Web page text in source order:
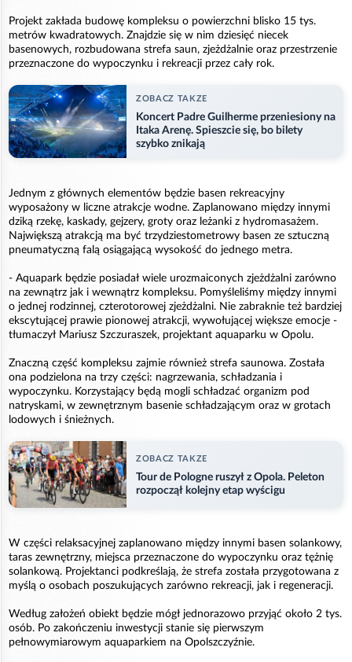
Projekt zakłada budowę kompleksu o powierzchni blisko 15 tys.
metrów kwadratowych. Znajdzie się w nim dziesięć niecek
basenowych, rozbudowana strefa saun, zjeżdżalnie oraz przestrzenie
przeznaczone do wypoczynku i rekreacji przez cały rok.
ZOBACZ TAKZE
Koncert Padre Guilherme przeniesiony na
Itaka Arenę. Spieszcie się, bo bilety
szybko znikają
Jednym z głównych elementów będzie basen rekreacyjny
wyposażony w liczne atrakcje wodne. Zaplanowano między innymi
dziką rzekę, kaskady, gejzery, groty oraz leżanki z hydromasażem.
Największą atrakcją ma być trzydziestometrowy basen ze sztuczną
pneumatyczną falą osiągającą wysokość do jednego metra.
- Aquapark będzie posiadał wiele urozmaiconych zjeżdżalni zarówno
na zewnątrz jak i wewnątrz kompleksu. Pomyśleliśmy między innymi
o jednej rodzinnej, czterotorowej zjeżdżalni. Nie zabraknie też bardziej
ekscytującej prawie pionowej atrakcji, wywołującej większe emocje -
tłumaczył Mariusz Szczuraszek, projektant aquaparku w Opolu.
Znaczną część kompleksu zajmie również strefa saunowa. Została
ona podzielona na trzy części: nagrzewania, schładzania i
wypoczynku. Korzystający będą mogli schładzać organizm pod
natryskami, w zewnętrznym basenie schładzającym oraz w grotach
lodowych i śnieżnych.
ZOBACZ TAKZE
Tour de Pologne ruszył z Opola. Peleton
rozpoczął kolejny etap wyścigu
W części relaksacyjnej zaplanowano między innymi basen solankowy,
taras zewnętrzny, miejsca przeznaczone do wypoczynku oraz tężnię
solankową. Projektanci podkreślają, że strefa została przygotowana z
myślą o osobach poszukujących zarówno rekreacji, jak i regeneracji.
Według założeń obiekt będzie mógł jednorazowo przyjąć około 2 tys.
osób. Po zakończeniu inwestycji stanie się pierwszym
pełnowymiarowym aquaparkiem na Opolszczyźnie.